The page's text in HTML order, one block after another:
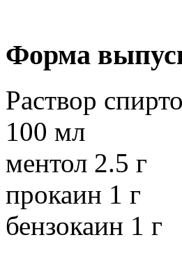
Форма
Раствор
100 мл
ментол 2.5 г
прокаин 1 г
бензокаин 1 г